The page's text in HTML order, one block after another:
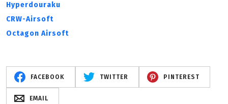
Hyperdouraku
CRW-Airsoft
Octagon Airsoft
FACEBOOK TWITTER PINTEREST
EMAIL